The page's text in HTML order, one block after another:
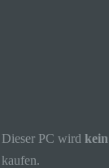
Dieser PC wird
kaufen.